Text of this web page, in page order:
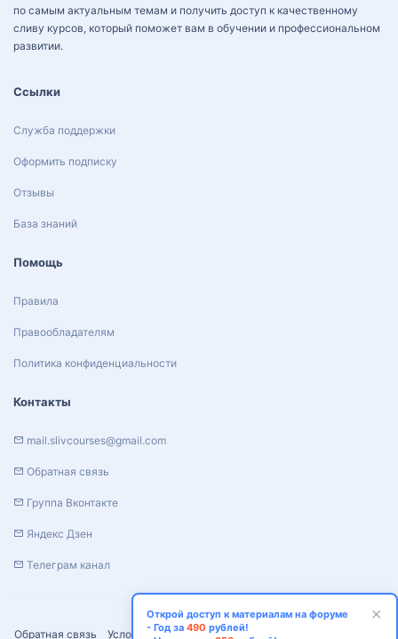
Обратная связь Условия и правила Политика конфиденциальности
по самым актуальным темам и получить доступ к качественному
сливу курсов, который поможет вам в обучении и профессиональном
развитии.
Ссылки
Служба поддержки
Оформить подписку
Отзывы
База знаний
Помощь
Правила
Правообладателям
Политика конфиденциальности
Контакты
mail.slivcourses@gmail.com
Обратная связь
Группа Вконтакте
Яндекс Дзен
Телеграм канал
Открой доступ к материалам на форуме
- Год за 490 рублей!